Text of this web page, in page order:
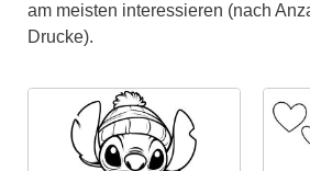
am meisten interessieren (nach
Drucke).